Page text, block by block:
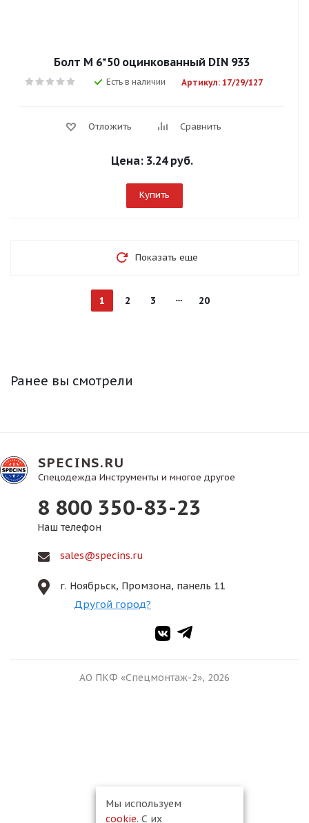
Болт М 6*50 оцинкованный DIN 933
Есть в наличии Артикул: 17/29/127
Отложить Сравнить
Цена: 3.24 руб.
Купить
Показать еще
1 2 3 20
Ранее вы смотрели
SPECINS.RU
Спецодежда Инструменты и многое другое
8 800 350-83-23
Наш телефон
sales@specins.ru
г. Ноябрьск, Промзона, панель 11
Другой город?
АО ПКФ «Спецмонтаж-2», 2026
Мы используем
cookie. С их